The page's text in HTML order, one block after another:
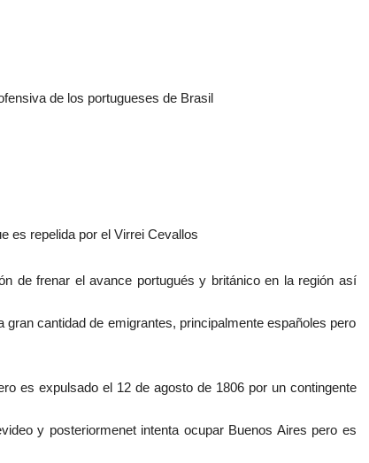
de los portugueses de Brasil
es repelida por el Virrei Cevallos
de frenar el avance portugués y británico en la región así
cantidad de emigrantes, principalmente españoles pero
es expulsado el 12 de agosto de 1806 por un contingente
y posteriormenet intenta ocupar Buenos Aires pero es